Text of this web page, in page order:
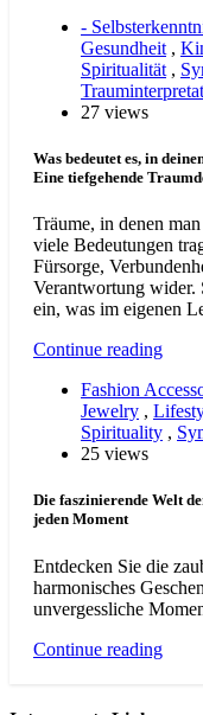
-
Gesundheit ,
Spiritualität ,
27 views
Was bedeutet es, in
Eine tiefgehende
Träume, in denen
viele Bedeutungen
Fürsorge,
Verantwortung wider.
ein, was im eigenen
Continue reading
Fashion
Jewelry ,
Spirituality ,
25 views
Die faszinierende Welt
jeden Moment
Entdecken Sie die
harmonisches
unvergessliche
Continue reading